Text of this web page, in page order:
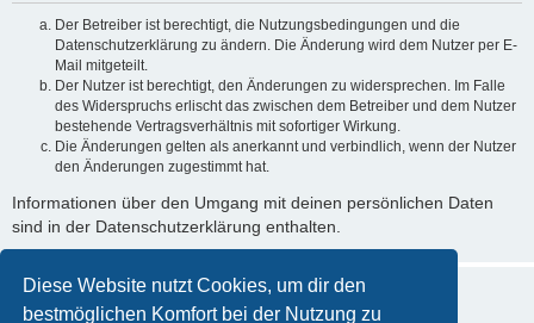
Diese Website nutzt Cookies, um dir den
bestmöglichen Komfort bei der Nutzung zu
Der Betreiber ist berechtigt, die Nutzungsbedingungen und die
Datenschutzerklärung zu ändern. Die Änderung wird dem Nutzer per E-
Mail mitgeteilt.
Der Nutzer ist berechtigt, den Änderungen zu widersprechen. Im Falle
des Widerspruchs erlischt das zwischen dem Betreiber und dem Nutzer
bestehende Vertragsverhältnis mit sofortiger Wirkung.
Die Änderungen gelten als anerkannt und verbindlich, wenn der Nutzer
den Änderungen zugestimmt hat.
Informationen über den Umgang mit deinen persönlichen Daten
sind in der Datenschutzerklärung enthalten.